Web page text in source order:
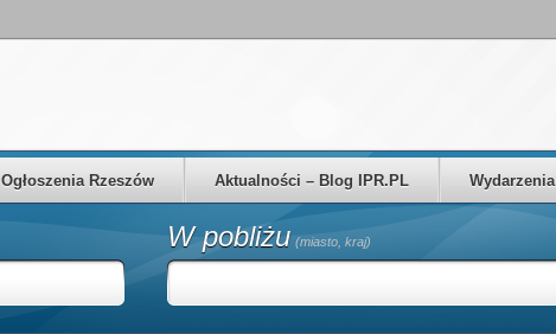
Ogłoszenia Rzeszów Aktualności – Blog IPR.PL Wydarzenia
W pobliżu (miasto, kraj)